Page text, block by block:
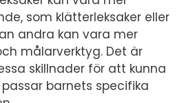
som klätterleksaker eller
andra kan vara mer
målarverktyg. Det är
skillnader för att kunna
barnets specifika